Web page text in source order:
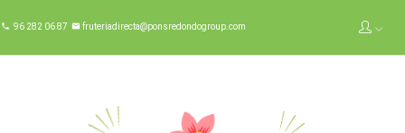
 96 282 06 87  fruteriadirecta@ponsredondogroup.com